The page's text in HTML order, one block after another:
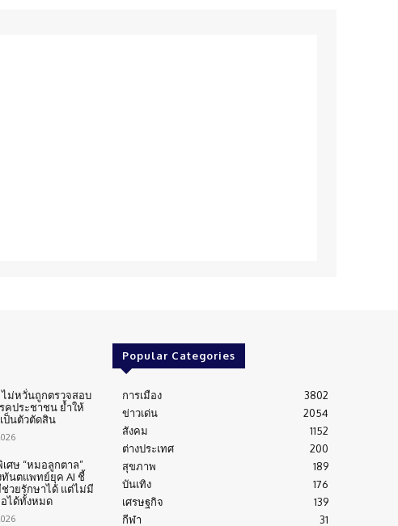
ไม่หวั่นถูกตรวจสอบ
คประชาชน ย้ำให้
ป็นตัวตัดสิน
ศษ “หมอลูกตาล”
ทันตแพทย์ยุค AI ชี้
วยรักษาได้ แต่ไม่มี
ได้ทั้งหมด
Popular Categories
การเมือง
3802
ข่าวเด่น
2054
สังคม
1152
ต่างประเทศ
200
สุขภาพ
189
บันเทิง
176
เศรษฐกิจ
139
กีฬา
31